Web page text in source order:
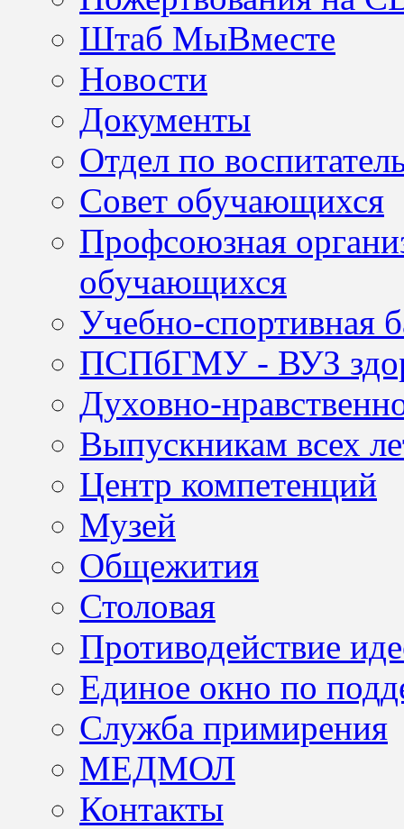
Штаб МыВместе
Новости
Документы
Отдел по
Совет обучающихся
Профсоюзная
обучающихся
Учебно-спортивная
ПСПбГМУ - ВУЗ
Духовно-
Выпускникам всех
Центр компетенций
Музей
Общежития
Столовая
Противодействие
Единое окно по
Служба примирения
МЕДМОЛ
Контакты